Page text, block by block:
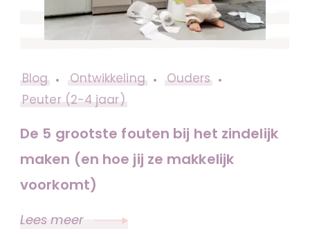
Blog Ontwikkeling
Ouders
Peuter (2-4 jaar)
De 5 grootste fouten bij het zindelijk
maken (en hoe jij ze makkelijk
voorkomt)
Lees meer